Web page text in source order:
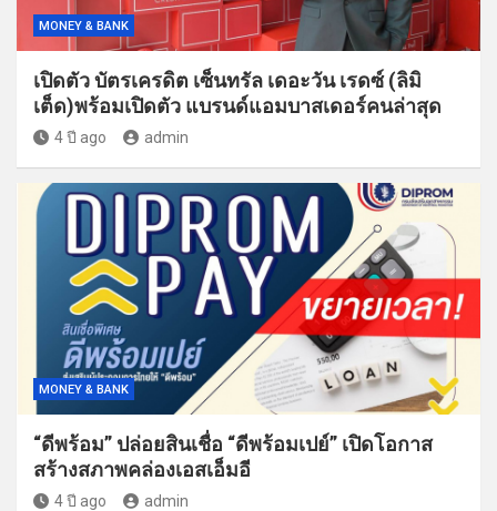
MONEY & BANK
เปิดตัว บัตรเครดิต เซ็นทรัล เดอะวัน เรดซ์ (ลิมิ
เต็ด)พร้อมเปิดตัว แบรนด์แอมบาสเดอร์คนล่าสุด
4 ปี ago admin
MONEY & BANK
“ดีพร้อม” ปล่อยสินเชื่อ “ดีพร้อมเปย์” เปิดโอกาส
สร้างสภาพคล่องเอสเอ็มอี
4 ปี ago admin